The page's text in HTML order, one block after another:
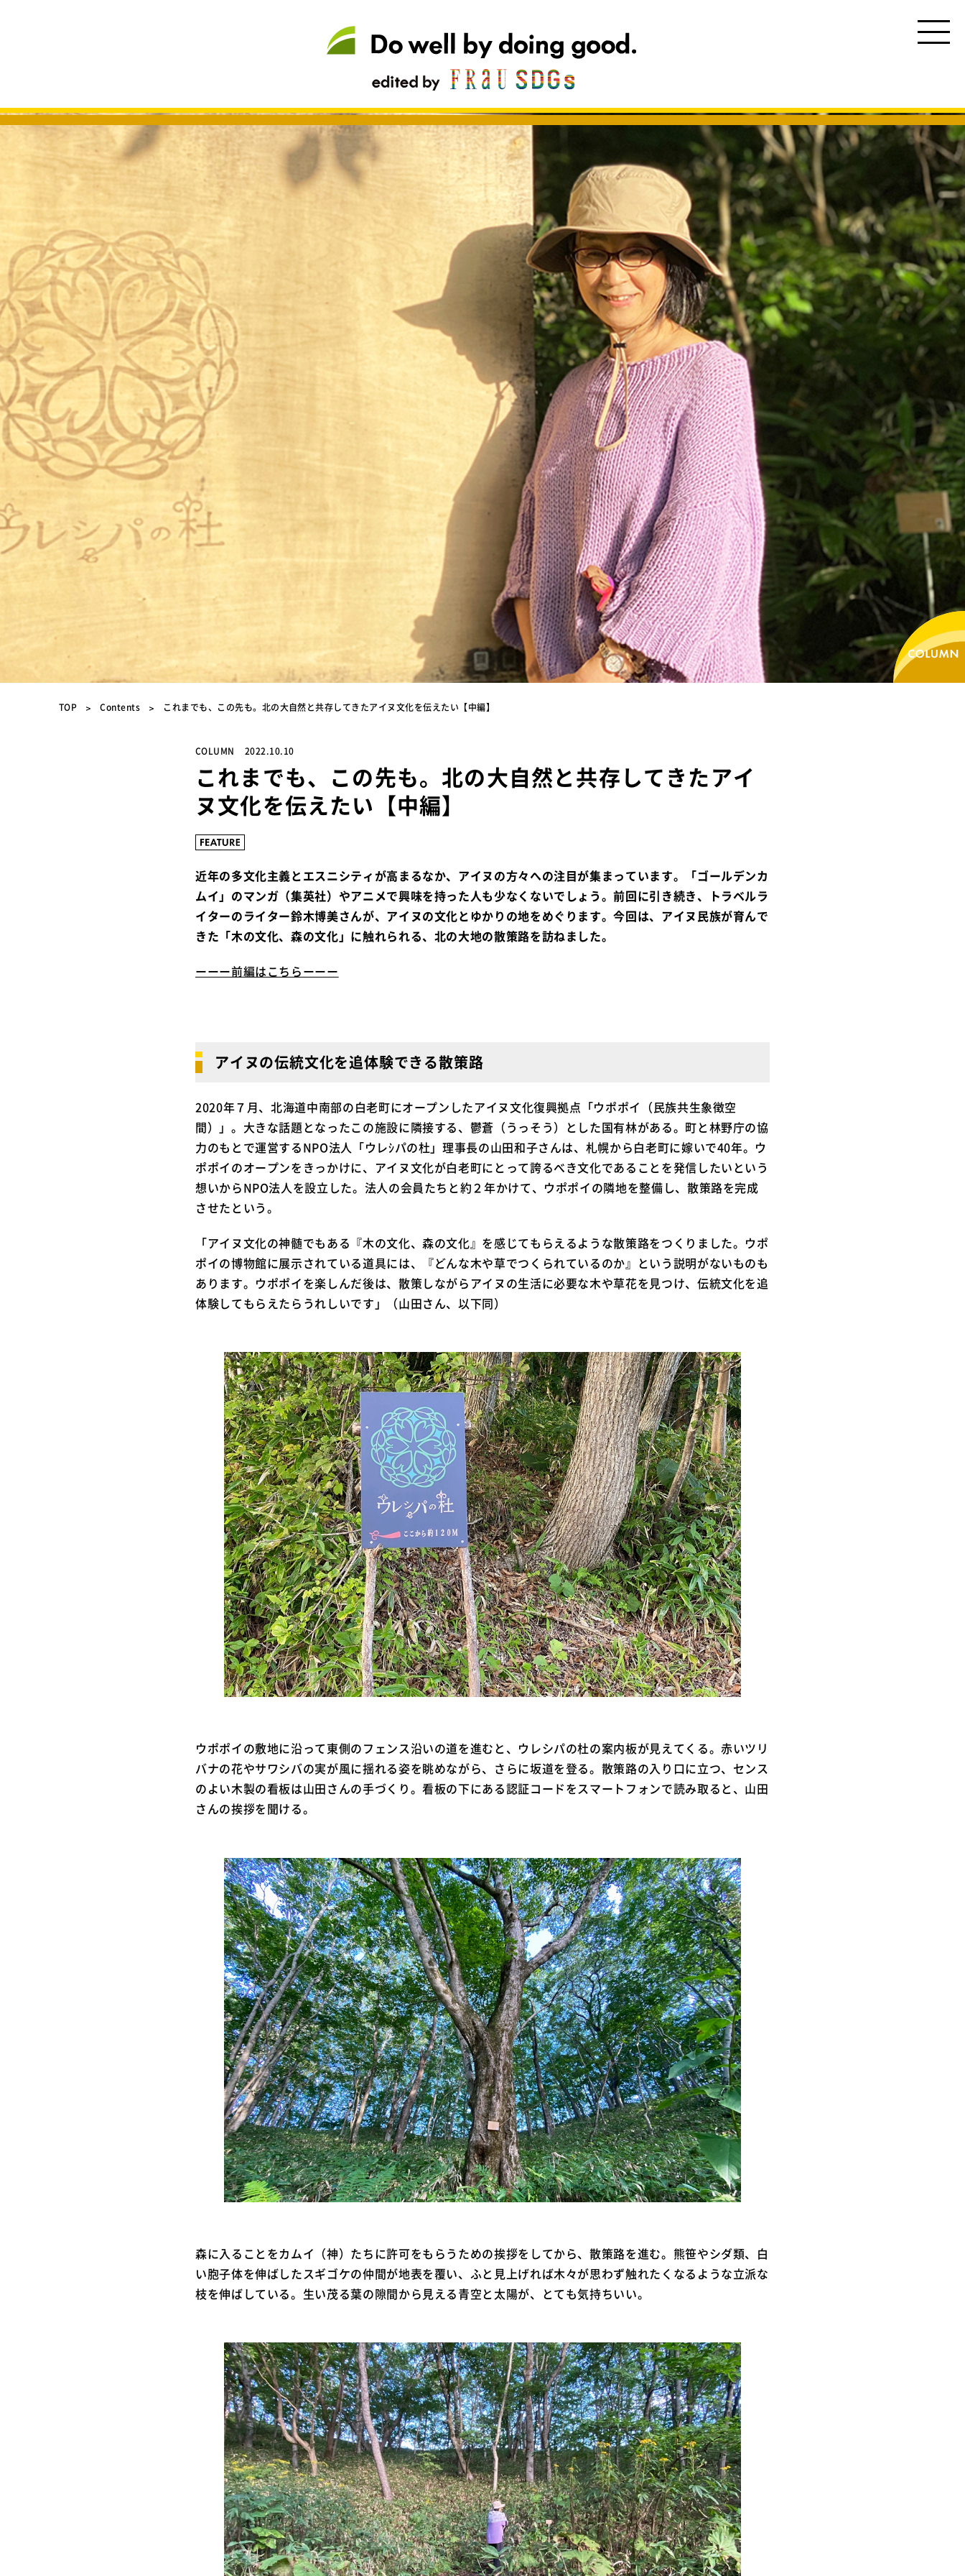
TOP Contents これまでも、この先も。北の大自然と共存してきたアイヌ文化を伝えたい【中編】
COLUMN 2022.10.10
これまでも、この先も。北の大自然と共存してきたアイ
ヌ文化を伝えたい【中編】
近年の多文化主義とエスニシティが高まるなか、アイヌの方々への注目が集まっています。「ゴールデンカ
ムイ」のマンガ（集英社）やアニメで興味を持った人も少なくないでしょう。前回に引き続き、トラベルラ
イターのライター鈴木博美さんが、アイヌの文化とゆかりの地をめぐります。今回は、アイヌ民族が育んで
きた「木の文化、森の文化」に触れられる、北の大地の散策路を訪ねました。
ーーー前編はこちらーーー
アイヌの伝統文化を追体験できる散策路
2020年７月、北海道中南部の白老町にオープンしたアイヌ文化復興拠点「ウポポイ（民族共生象徴空
間）」。大きな話題となったこの施設に隣接する、鬱蒼（うっそう）とした国有林がある。町と林野庁の協
力のもとで運営するNPO法人「ウレｼパの杜」理事長の山田和子さんは、札幌から白老町に嫁いで40年。ウ
ポポイのオープンをきっかけに、アイヌ文化が白老町にとって誇るべき文化であることを発信したいという
想いからNPO法人を設立した。法人の会員たちと約２年かけて、ウポポイの隣地を整備し、散策路を完成
させたという。
「アイヌ文化の神髄でもある『木の文化、森の文化』を感じてもらえるような散策路をつくりました。ウポ
ポイの博物館に展示されている道具には、『どんな木や草でつくられているのか』という説明がないものも
あります。ウポポイを楽しんだ後は、散策しながらアイヌの生活に必要な木や草花を見つけ、伝統文化を追
体験してもらえたらうれしいです」（山田さん、以下同）
ウポポイの敷地に沿って東側のフェンス沿いの道を進むと、ウレシパの杜の案内板が見えてくる。赤いツリ
バナの花やサワシバの実が風に揺れる姿を眺めながら、さらに坂道を登る。散策路の入り口に立つ、センス
のよい木製の看板は山田さんの手づくり。看板の下にある認証コードをスマートフォンで読み取ると、山田
さんの挨拶を聞ける。
森に入ることをカムイ（神）たちに許可をもらうための挨拶をしてから、散策路を進む。熊笹やシダ類、白
い胞子体を伸ばしたスギゴケの仲間が地表を覆い、ふと見上げれば木々が思わず触れたくなるような立派な
枝を伸ばしている。生い茂る葉の隙間から見える青空と太陽が、とても気持ちいい。